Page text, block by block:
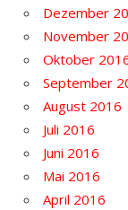
Dezember
November
Oktober
September
August 2016
Juli 2016
Juni 2016
Mai 2016
April 2016